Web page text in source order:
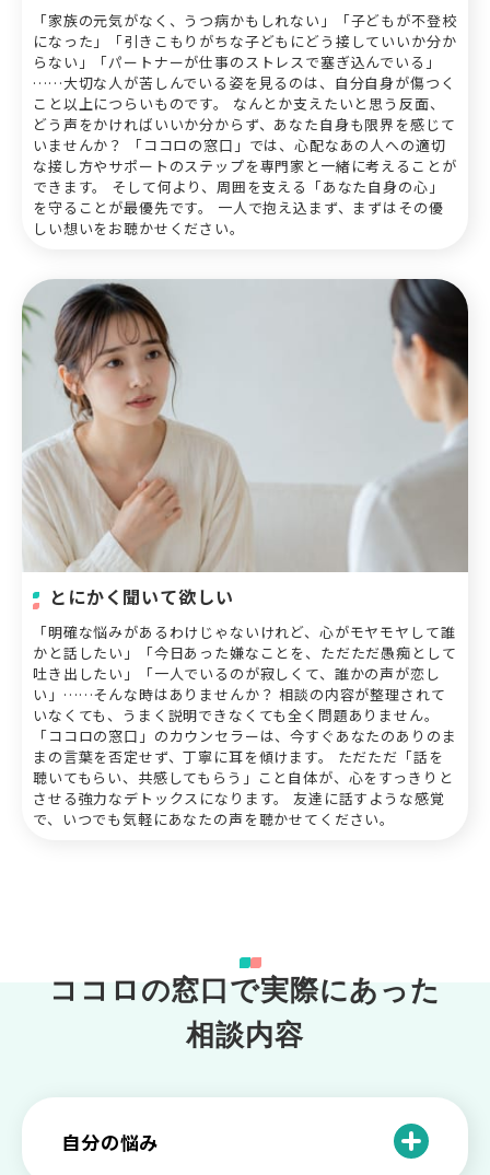
「家族の元気がなく、うつ病かもしれない」「子どもが不登校
になった」「引きこもりがちな子どもにどう接していいか分か
らない」「パートナーが仕事のストレスで塞ぎ込んでいる」
……大切な人が苦しんでいる姿を見るのは、自分自身が傷つく
こと以上につらいものです。 なんとか支えたいと思う反面、
どう声をかければいいか分からず、あなた自身も限界を感じて
いませんか？ 「ココロの窓口」では、心配なあの人への適切
な接し方やサポートのステップを専門家と一緒に考えることが
できます。 そして何より、周囲を支える「あなた自身の心」
を守ることが最優先です。 一人で抱え込まず、まずはその優
しい想いをお聴かせください。
とにかく聞いて欲しい
「明確な悩みがあるわけじゃないけれど、心がモヤモヤして誰
かと話したい」「今日あった嫌なことを、ただただ愚痴として
吐き出したい」「一人でいるのが寂しくて、誰かの声が恋し
い」……そんな時はありませんか？ 相談の内容が整理されて
いなくても、うまく説明できなくても全く問題ありません。
「ココロの窓口」のカウンセラーは、今すぐあなたのありのま
まの言葉を否定せず、丁寧に耳を傾けます。 ただただ「話を
聴いてもらい、共感してもらう」こと自体が、心をすっきりと
させる強力なデトックスになります。 友達に話すような感覚
で、いつでも気軽にあなたの声を聴かせてください。
ココロの窓口で実際にあった
相談内容
自分の悩み